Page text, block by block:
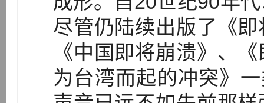
尽管仍陆续出版了《
《中国即将崩溃》、
为台湾而起的冲突》